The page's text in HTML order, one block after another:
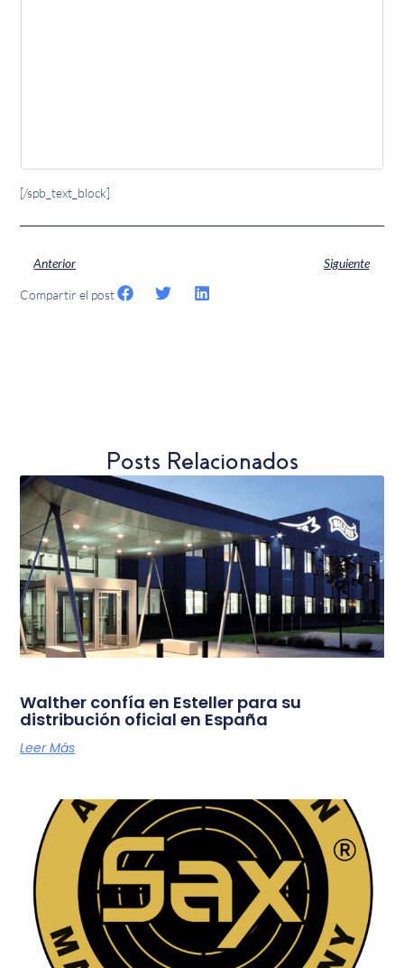
[/spb_text_block]
Anterior Siguiente
Compartir el post
Posts Relacionados
Walther confía en Esteller para su
distribución oficial en España
Leer Más